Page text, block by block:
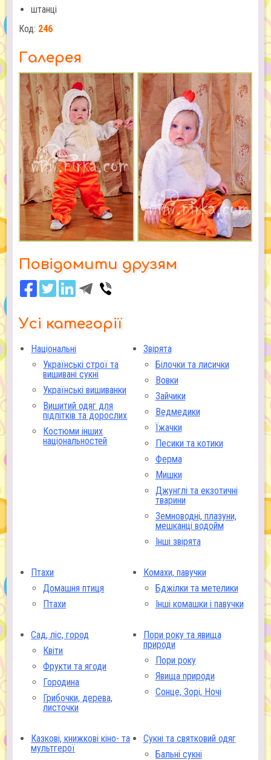
Усі категорії
Національні
Українські строї та
вишивані сукні
Українські вишиванки
Вишитий одяг для
підлітків та дорослих
Костюми інших
національностей
Звірята
Білочки та лисички
Вовки
Зайчики
Ведмедики
Їжачки
Песики та котики
Ферма
Мишки
Джунглі та екзотичні
тварини
Земноводні, плазуни,
мешканці водойм
Інші звірята
Птахи
Домашня птиця
Птахи
Комахи, павучки
Бджілки та метелики
Інші комашки і павучки
Сад, ліс, город
Квіти
Фрукти та ягоди
Городина
Грибочки, дерева,
листочки
Пори року та явища
природи
Пори року
Явища природи
Сонце, Зорі, Ночі
Казкові, книжкові кіно- та
мультгерої
Сукні та святковий одяг
Бальні сукні
штанці
Код: 246
Галерея
Повідомити друзям